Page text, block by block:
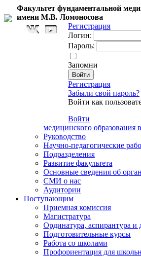
Факультет фундаментальной
имени М.В. Ломоносова
Регистрация
Логин:
Пароль:
Запомни
Регистрация
Забыли свой пароль?
Войти как
Войти
медицинского
Руководство
Научно-педагогические
Подразделения
Развитие факультета
Основные сведения об
СМИ о нас
Аудитории
Поступающим
Приемная комиссия
Магистратура
Ординатура, аспирантура и
Подготовительные курсы
Работа со школами
Профориентация для